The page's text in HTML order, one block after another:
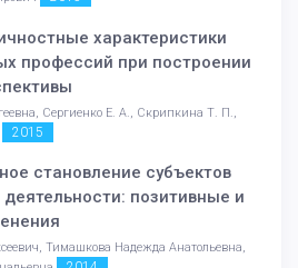
характеристики
профессий при построении
Сергиенко Е. А., Скрипкина Т. П.,
2015
становление субъектов
деятельности: позитивные и
Тимашкова Надежда Анатольевна,